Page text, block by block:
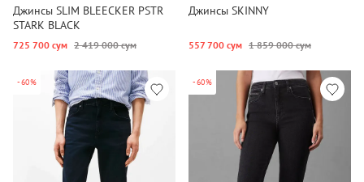
Джинсы SLIM BLEECKER PSTR
STARK BLACK
725 700 сум 2 419 000 сум
Джинсы SKINNY
557 700 сум 1 859 000 сум
-60% -60%